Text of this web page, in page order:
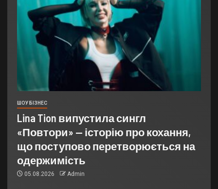
ШОУ БІЗНЕС
Lina Tion випустила сингл
«Повтори» — історію про кохання,
що поступово перетворюється на
одержимість
05.08.2026 Admin